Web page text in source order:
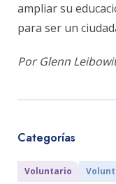
ampliar su
para ser un
Por Glenn
Categorías
Voluntario